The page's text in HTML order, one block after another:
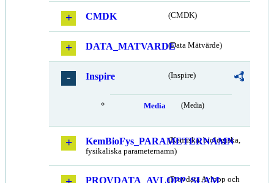
CMDK (CMDK)
DATA_MATVARDE(Data Mätvärde)
Inspire (Inspire)
Media (Media)
KemBioFys_PARAMETERNAMN
(Kemiska, biologiska,
fysikaliska parameternamn)
PROVDATA_AVLOPP_SLAM
(Provdata Avlopp och